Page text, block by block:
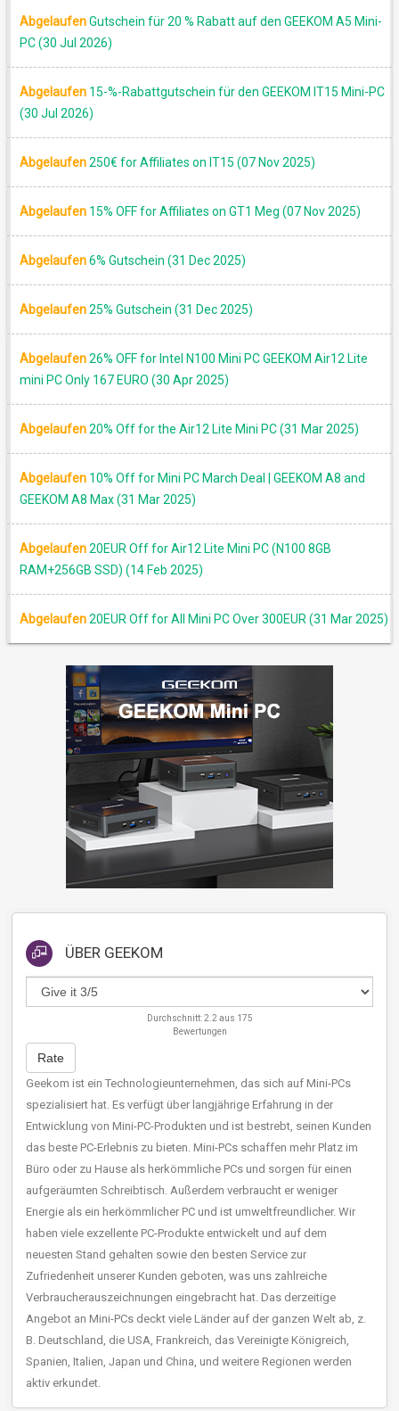
AbgelaufenGutschein für 20 % Rabatt auf den GEEKOM A5 Mini-
PC (30 Jul 2026)
Abgelaufen 15-%-Rabattgutschein für den GEEKOM IT15 Mini-PC
(30 Jul 2026)
Abgelaufen250€ for Affiliates on IT15 (07 Nov 2025)
Abgelaufen 15% OFF for Affiliates on GT1 Meg (07 Nov 2025)
Abgelaufen6% Gutschein (31 Dec 2025)
Abgelaufen25% Gutschein (31 Dec 2025)
Abgelaufen26% OFF for Intel N100 Mini PC GEEKOM Air12 Lite
mini PC Only 167 EURO (30 Apr 2025)
Abgelaufen20% Off for the Air12 Lite Mini PC (31 Mar 2025)
Abgelaufen 10% Off for Mini PC March Deal | GEEKOM A8 and
GEEKOM A8 Max (31 Mar 2025)
Abgelaufen20EUR Off for Air12 Lite Mini PC (N100 8GB
RAM+256GB SSD) (14 Feb 2025)
Abgelaufen20EUR Off for All Mini PC Over 300EUR (31 Mar 2025)
ÜBER GEEKOM
Durchschnitt:2.2 aus 175
Bewertungen
Rate
Geekom ist ein Technologieunternehmen, das sich auf Mini-PCs
spezialisiert hat. Es verfügt über langjährige Erfahrung in der
Entwicklung von Mini-PC-Produkten und ist bestrebt, seinen Kunden
das beste PC-Erlebnis zu bieten. Mini-PCs schaffen mehr Platz im
Büro oder zu Hause als herkömmliche PCs und sorgen für einen
aufgeräumten Schreibtisch. Außerdem verbraucht er weniger
Energie als ein herkömmlicher PC und ist umweltfreundlicher. Wir
haben viele exzellente PC-Produkte entwickelt und auf dem
neuesten Stand gehalten sowie den besten Service zur
Zufriedenheit unserer Kunden geboten, was uns zahlreiche
Verbraucherauszeichnungen eingebracht hat. Das derzeitige
Angebot an Mini-PCs deckt viele Länder auf der ganzen Welt ab, z.
B. Deutschland, die USA, Frankreich, das Vereinigte Königreich,
Spanien, Italien, Japan und China, und weitere Regionen werden
aktiv erkundet.